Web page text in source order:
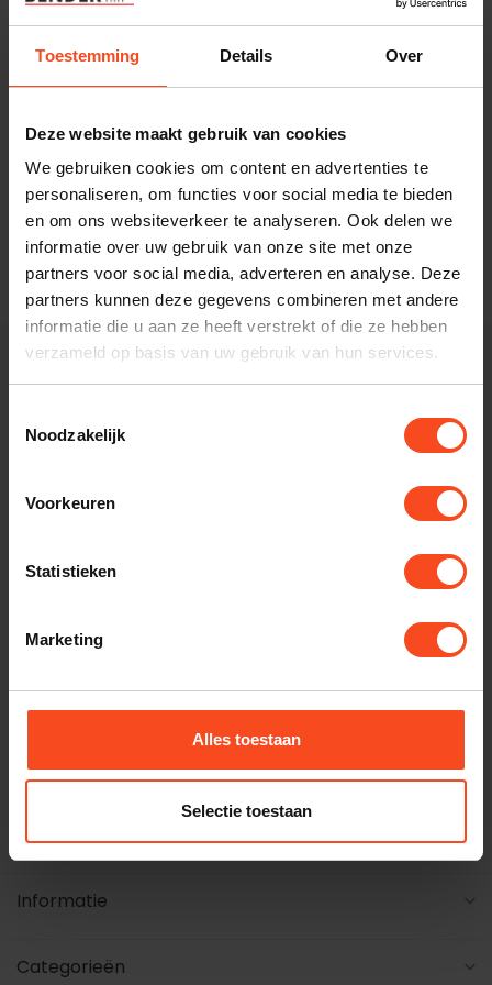
Toestemming Details Over
Deze website maakt gebruik van cookies
We gebruiken cookies om content en advertenties te
personaliseren, om functies voor social media te bieden
en om ons websiteverkeer te analyseren. Ook delen we
informatie over uw gebruik van onze site met onze
partners voor social media, adverteren en analyse. Deze
partners kunnen deze gegevens combineren met andere
informatie die u aan ze heeft verstrekt of die ze hebben
verzameld op basis van uw gebruik van hun services.
Noodzakelijk
Voorkeuren
Statistieken
Marketing
Alles toestaan
Selectie toestaan
CLIC
clic hifi meubel
€0,00
Kom het geluid
ervaren in onze
winkel
+31 26 4453541
harald@benderhifi.nl
Steenstraat 54 6828 CM Arnhem
Openingstijden
Informatie
Categorieën